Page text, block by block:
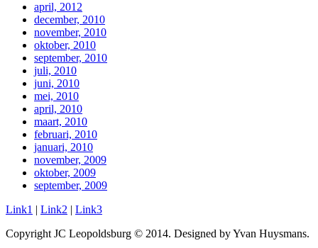
april, 2012
december, 2010
november, 2010
oktober, 2010
september, 2010
juli, 2010
juni, 2010
mei, 2010
april, 2010
maart, 2010
februari, 2010
januari, 2010
november, 2009
oktober, 2009
september, 2009
Link1 | Link2 | Link3
Copyright JC Leopoldsburg © 2014. Designed by Yvan Huysmans.